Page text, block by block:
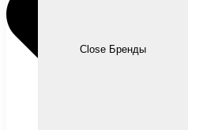
Close Бренды